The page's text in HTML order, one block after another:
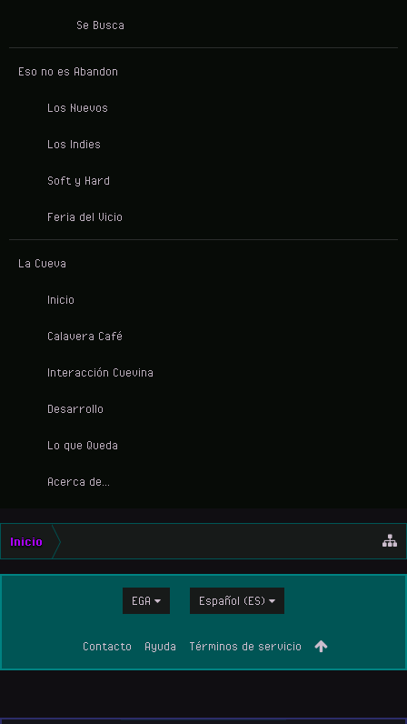
Se Busca
Eso no es Abandon
Los Nuevos
Los Indies
Soft y Hard
Feria del Vicio
La Cueva
Inicio
Calavera Café
Interacción Cuevina
Desarrollo
Lo que Queda
Acerca de...
Inicio
EGA Español (ES)
Contacto Ayuda Términos de servicio